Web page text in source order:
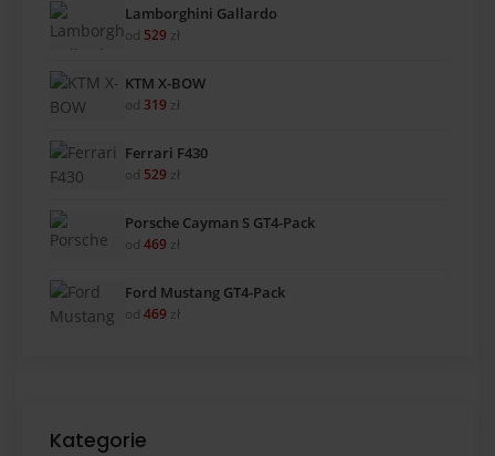
Lamborghini Gallardo
od 529 zł
KTM X-BOW
od 319 zł
Ferrari F430
od 529 zł
Porsche Cayman S GT4-Pack
od 469 zł
Ford Mustang GT4-Pack
od 469 zł
Kategorie